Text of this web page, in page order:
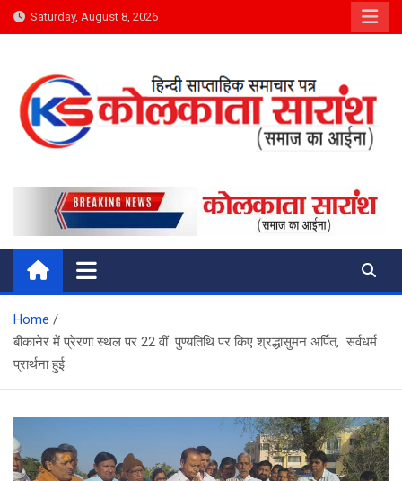
Skip
to
Saturday, August 8, 2026
Kolkata Saransh News
समाज का आईना
Home
बीकानेर में प्रेरणा स्थल पर 22 वीं पुण्यतिथि पर किए श्रद्धासुमन अर्पित, सर्वधर्म
प्रार्थना हुई